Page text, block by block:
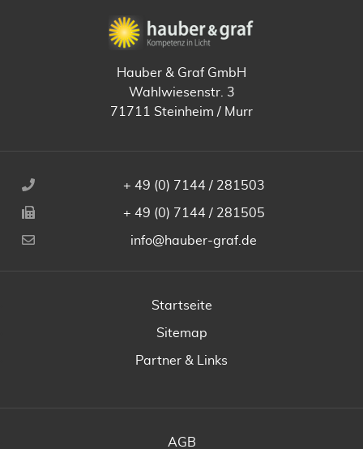
Hauber & Graf GmbH
Wahlwiesenstr. 3
71711 Steinheim / Murr
+ 49 (0) 7144 / 281503
+ 49 (0) 7144 / 281505
info@hauber-graf.de
Startseite
Sitemap
Partner & Links
AGB